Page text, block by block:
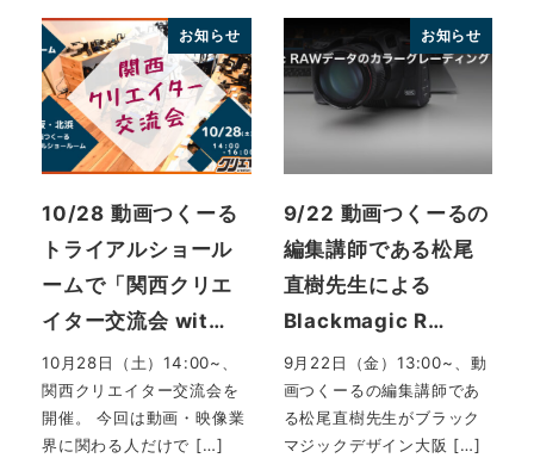
お知らせ
10/28 動画つくーる
トライアルショール
ームで「関西クリエ
イター交流会 wit…
10月28日（土）14:00~、
関西クリエイター交流会を
開催。 今回は動画・映像業
界に関わる人だけで […]
お知らせ
9/22 動画つくーるの
編集講師である松尾
直樹先生による
Blackmagic R…
9月22日（金）13:00~、動
画つくーるの編集講師であ
る松尾直樹先生がブラック
マジックデザイン大阪 […]